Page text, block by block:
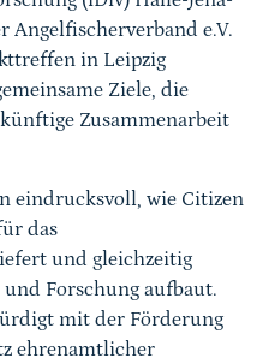
Angelfischerverband e.V.
in Leipzig
Ziele, die
Zusammenarbeit
eindrucksvoll, wie Citizen
das
und gleichzeitig
Forschung aufbaut.
mit der Förderung
ehrenamtlicher